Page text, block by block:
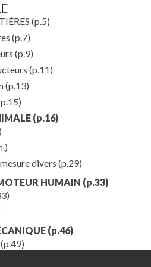
(p.5)
(p.7)
(p.9)
(p.11)
(p.13)
(p.16)
divers (p.29)
HUMAIN (p.33)
(p.46)
(p.49)